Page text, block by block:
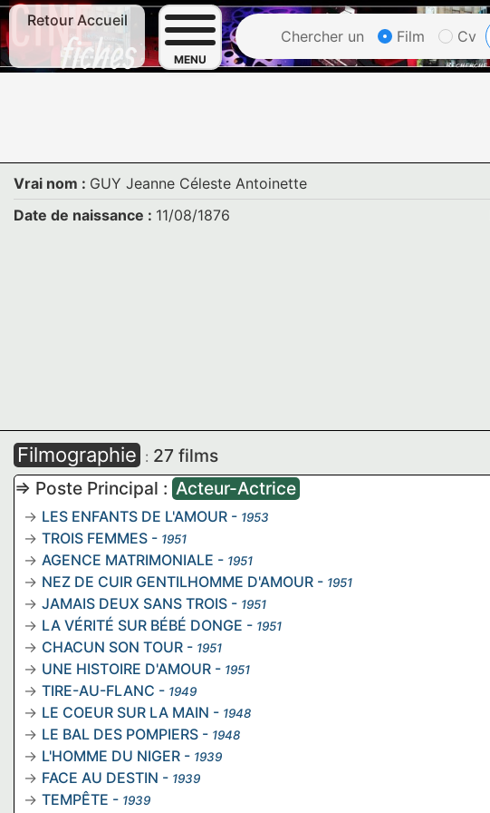
Retour Accueil
MENU
Chercher un Film Cv
Vrai nom : GUY Jeanne Céleste Antoinette
Date de naissance : 11/08/1876
Filmographie : 27 films
=> Poste Principal : Acteur-Actrice
LES ENFANTS DE L'AMOUR - 1953
TROIS FEMMES - 1951
AGENCE MATRIMONIALE - 1951
NEZ DE CUIR GENTILHOMME D'AMOUR - 1951
JAMAIS DEUX SANS TROIS - 1951
LA VÉRITÉ SUR BÉBÉ DONGE - 1951
CHACUN SON TOUR - 1951
UNE HISTOIRE D'AMOUR - 1951
TIRE-AU-FLANC - 1949
LE COEUR SUR LA MAIN - 1948
LE BAL DES POMPIERS - 1948
L'HOMME DU NIGER - 1939
FACE AU DESTIN - 1939
TEMPÊTE - 1939